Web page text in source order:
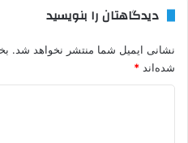
دیدگاهتان را بنویسید
نشانی ایمیل شما منتشر نخواهد شد.
شده‌اند *